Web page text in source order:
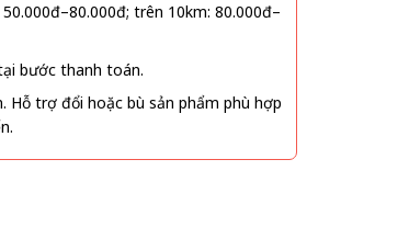
trên 10km: 80.000đ–
bước thanh toán.
Hỗ trợ đổi hoặc bù sản phẩm phù hợp